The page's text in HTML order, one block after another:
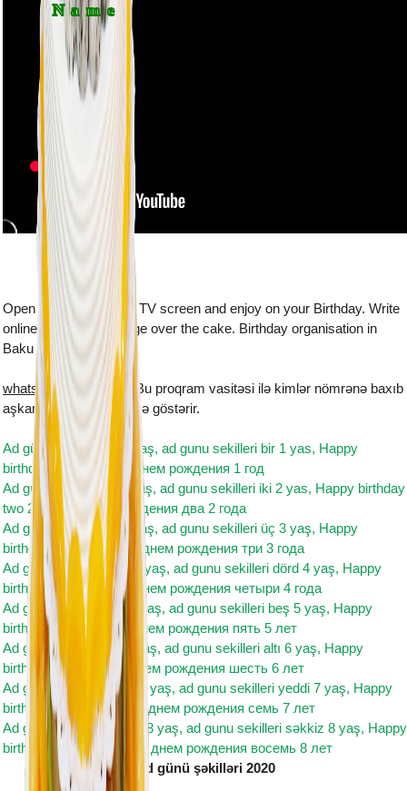
Name
Open this webpage on TV screen and enjoy on your Birthday. Write
online the name and age over the cake. Birthday organisation in
Baku
whatsapp plus yukle
- Bu proqram vasitəsi ilə kimlər nömrənə baxıb
aşkarlanir və istifadəçiyə göstərir.
Ad günü şəkilləri bir 1 yaş, ad gunu sekilleri bir 1 yas, Happy
birthday one 1 year, с днем рождения 1 год
Ad günü şəkilləri iki 2 yaş, ad gunu sekilleri iki 2 yas, Happy birthday
two 2 year, с днем рождения два 2 года
Ad günü şəkilləri üç 3 yaş, ad gunu sekilleri üç 3 yaş, Happy
birthday three 3 year, с днем рождения три 3 года
Ad günü şəkilləri dörd 4 yaş, ad gunu sekilleri dörd 4 yaş, Happy
birthday four 4 year, с днем рождения четыри 4 года
Ad günü şəkilləri beş 5 yaş, ad gunu sekilleri beş 5 yaş, Happy
birthday five 5 year, с днем рождения пять 5 лет
Ad günü şəkilləri altı 6 yaş, ad gunu sekilleri altı 6 yaş, Happy
birthday six 6 year, с днем рождения шесть 6 лет
Ad günü şəkilləri yeddi 7 yaş, ad gunu sekilleri yeddi 7 yaş, Happy
birthday seven 7 year, с днем рождения семь 7 лет
Ad günü şəkilləri səkkiz 8 yaş, ad gunu sekilleri səkkiz 8 yaş, Happy
birthday eight 8th year, с днем рождения восемь 8 лет
Ad günü şəkilləri 2020